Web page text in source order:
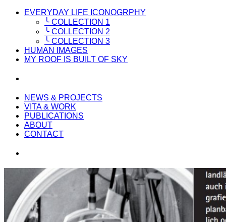
EVERYDAY LIFE ICONOGRPHY
╰ COLLECTION 1
╰ COLLECTION 2
╰ COLLECTION 3
HUMAN IMAGES
MY ROOF IS BUILT OF SKY
NEWS & PROJECTS
VITA & WORK
PUBLICATIONS
ABOUT
CONTACT